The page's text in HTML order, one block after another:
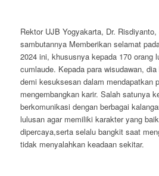
Rektor UJB Yogyakarta, Dr.
sambutannya Memberikan selamat
2024 ini, khususnya kepada 170 orang
cumlaude. Kepada para wisudawan,
demi kesuksesan dalam mendapatkan
mengembangkan karir. Salah satunya
berkomunikasi dengan berbagai
lulusan agar memiliki karakter yang
dipercaya,serta selalu bangkit saat
tidak menyalahkan keadaan sekitar.